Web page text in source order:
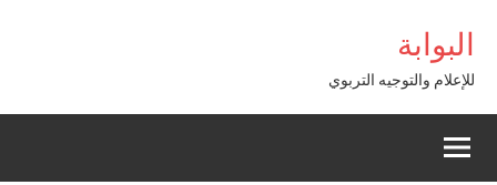
contenu
البوابة
للإعلام والتوجيه التربوي